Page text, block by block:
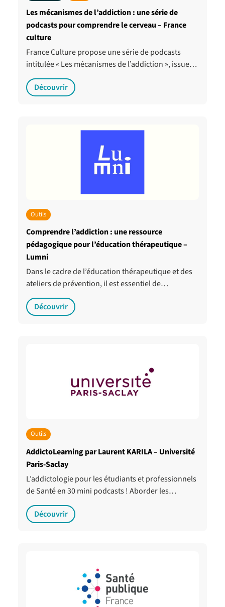
Les mécanismes de l’addiction : une série de
podcasts pour comprendre le cerveau – France
culture
France Culture propose une série de podcasts
intitulée « Les mécanismes de l’addiction », issue…
Découvrir
Outils
Comprendre l’addiction : une ressource
pédagogique pour l’éducation thérapeutique –
Lumni
Dans le cadre de l’éducation thérapeutique et des
ateliers de prévention, il est essentiel de…
Découvrir
Outils
AddictoLearning par Laurent KARILA – Université
Paris-Saclay
L’addictologie pour les étudiants et professionnels
de Santé en 30 mini podcasts ! Aborder les…
Découvrir